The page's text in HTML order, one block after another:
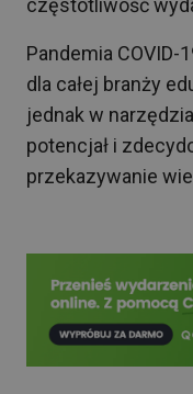
częstotliwość
Pandemia COVID-
dla całej branży
jednak w
potencjał i
przekazywanie